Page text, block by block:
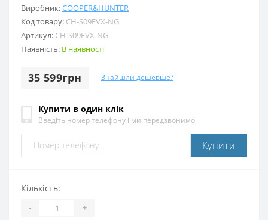
Виробник:COOPER&HUNTER
Код товару: CH-S09FVX-NG
Артикул: CH-S09FVX-NG
Наявність: В наявності
35 599грн Знайшли дешевше?
Купити в один клік
Введіть номер телефону і ми передзвонимо
Купити
Кількість:
- +